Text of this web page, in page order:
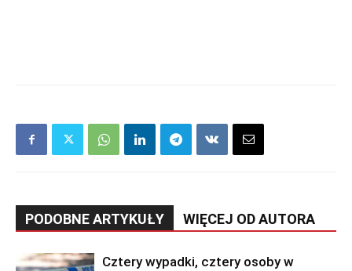
PODOBNE ARTYKUŁY WIĘCEJ OD AUTORA
Cztery wypadki, cztery osoby w